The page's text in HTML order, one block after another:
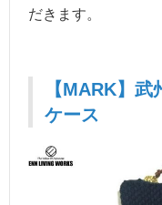
だきます。
【MARK】
ケース